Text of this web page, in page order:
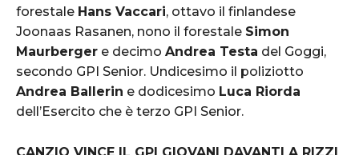
forestale Hans Vaccari, ottavo il finlandese
Joonaas Rasanen, nono il forestale Simon
Maurberger e decimo Andrea Testa del Goggi,
secondo GPI Senior. Undicesimo il poliziotto
Andrea Ballerin e dodicesimo Luca Riorda
dell’Esercito che è terzo GPI Senior.